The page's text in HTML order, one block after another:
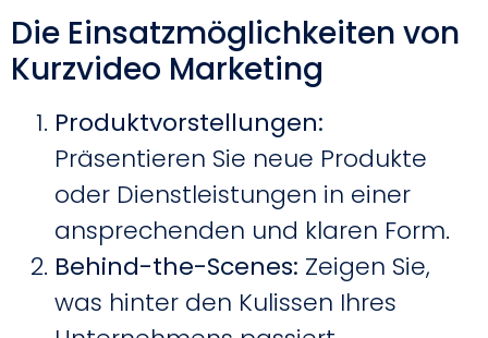
Die Einsatzmöglichkeiten von
Kurzvideo Marketing
Produktvorstellungen:
Präsentieren Sie neue Produkte
oder Dienstleistungen in einer
ansprechenden und klaren Form.
Behind-the-Scenes: Zeigen Sie,
was hinter den Kulissen Ihres